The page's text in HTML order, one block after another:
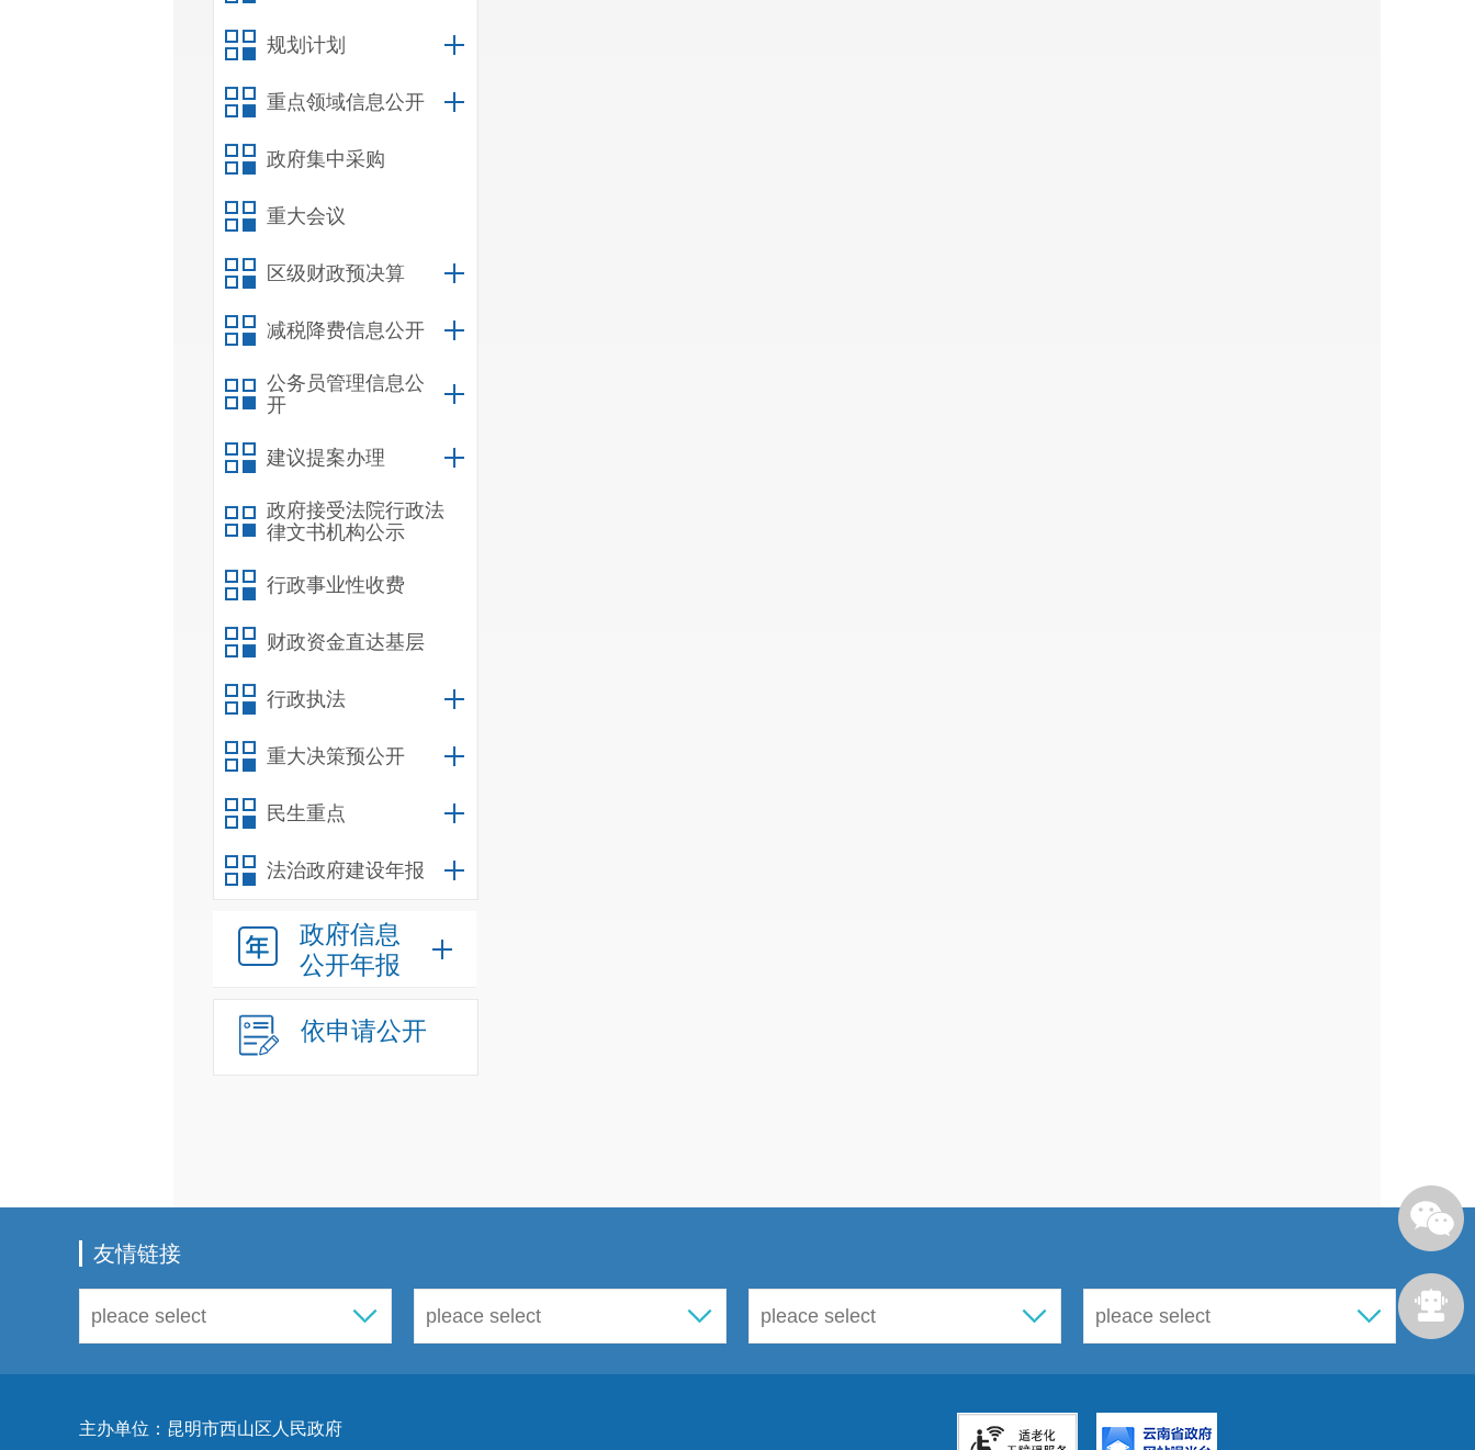
规划计划
重点领域信息公开
政府集中采购
重大会议
区级财政预决算
减税降费信息公开
公务员管理信息公
开
建议提案办理
政府接受法院行政法
律文书机构公示
行政事业性收费
财政资金直达基层
行政执法
重大决策预公开
民生重点
法治政府建设年报
政府信息
公开年报
依申请公开
友情链接
主办单位：昆明市西山区人民政府